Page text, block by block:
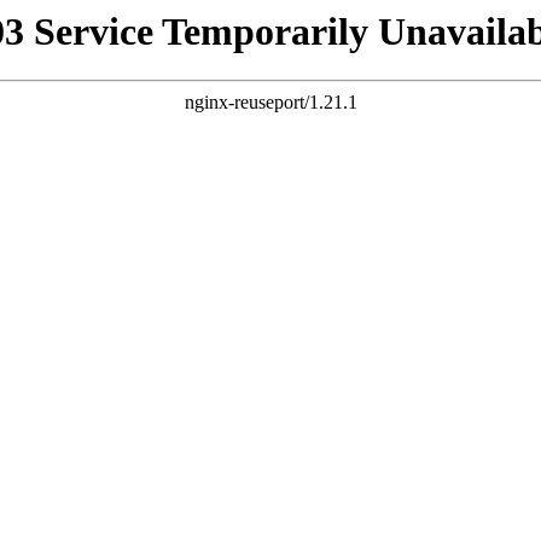
Service Temporarily
nginx-reuseport/1.21.1